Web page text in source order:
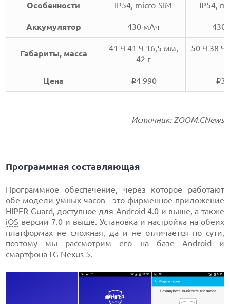
Особенности IP54, micro-SIM IP54,
Аккумулятор 430 мАч 430
Габариты, масса
41 Ч 41 Ч 16,5 мм,
42 г
50 Ч 38 Ч
Цена i4 990 i3
Источник: ZOOM.CNews
Программная составляющая
Программное обеспечение, через которое работают
обе модели умных часов - это фирменное приложение
HIPER Guard, доступное для Android 4.0 и выше, а также
iOS версии 7.0 и выше. Установка и настройка на обеих
платформах не сложная, да и не отличается по сути,
поэтому мы рассмотрим его на базе Android и
смартфона LG Nexus 5.